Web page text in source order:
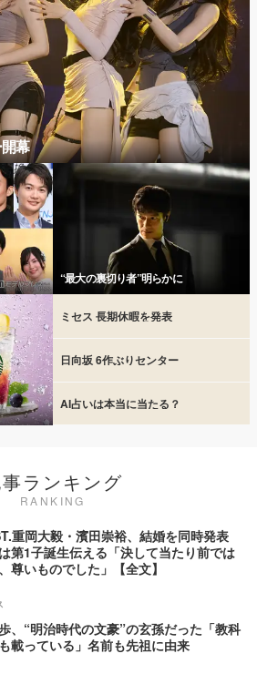
幕
“最大の裏切り者”明らかに
ミセス 長期休暇を発表
日向坂 6作ぶりセンター
AI占いは本当に当たる？
ランキング
RANKING
重岡大毅・濱田崇裕、結婚を同時発表
第1子誕生伝える「決して当たり前では
尊いものでした」【全文】
、“明治時代の文豪”の玄孫だった「教科
載っている」名前も先祖に由来